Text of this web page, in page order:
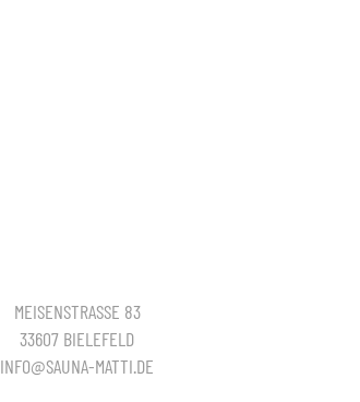
MEISENSTRASSE 83
33607 BIELEFELD
INFO@SAUNA-MATTI.DE